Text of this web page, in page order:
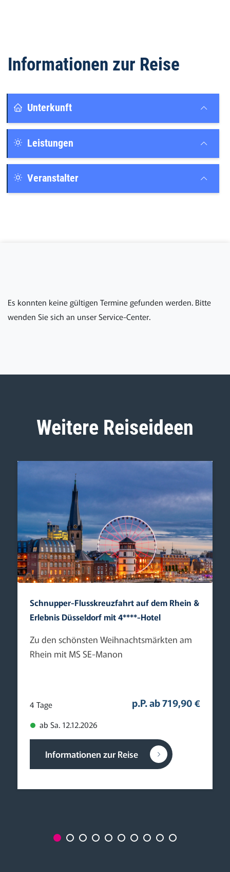
Informationen zur Reise
Unterkunft
Leistungen
Veranstalter
Es konnten keine gültigen Termine gefunden werden. Bitte
wenden Sie sich an unser Service-Center.
Weitere Reiseideen
Schnupper-Flusskreuzfahrt auf dem Rhein &
Erlebnis Düsseldorf mit 4****-Hotel
Zu den schönsten Weihnachtsmärkten am
Rhein mit MS SE-Manon
4 Tage
ab Sa. 12.12.2026
p.P. ab 719,90 €
Informationen zur Reise